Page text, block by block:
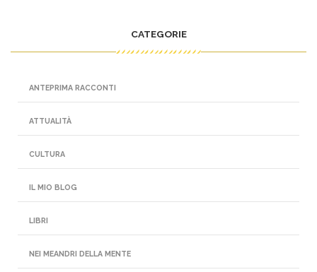
CATEGORIE
ANTEPRIMA RACCONTI
ATTUALITÀ
CULTURA
IL MIO BLOG
LIBRI
NEI MEANDRI DELLA MENTE